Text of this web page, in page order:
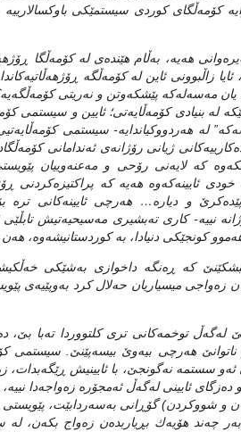
كۆمه‌ڵگای كوردی سیستمێكی
هه‌یه‌، به‌ڵام هێنده‌ی له‌ كۆمه‌ڵگا
زاڵبوونی ئاین له‌ كۆمه‌ڵگه‌
یان مه‌سه‌له‌كه‌ پێشكه‌وتن و نه‌ریتی
له‌ بنیادی‌ كۆمه‌ڵایه‌تی‌؛ ئایین و سیستمی
له‌ هه‌ردووكیاندایه‌- سیستمی
ژیانی‌ رۆژانه‌ی‌ ئه‌ندامانی‌
كه‌ لایه‌نی‌ رۆحی‌ و مه‌عنه‌وییان
خودی‌ ئایینه‌كه‌وه‌ هه‌یه‌ كه‌
و دیاره‌… هه‌رچی‌ ئایینه‌كانی‌ تره‌
نییه‌- كاری‌ ته‌بشیری‌ مه‌سیحیه‌تیش تابڵێی‌
كونجێكی‌ دنیادا، به‌ كوردستانیشه‌وه‌،
كه‌ ڕه‌نگه‌ داخوازی به‌شێكی
زه‌واجی میسیاریان حه‌لال كرد به‌وپێیه‌ی
له‌گه‌ڵ توخمه‌كانی‌ تری‌ كلتووردا ته‌با بێ‌،
ناتوانێ‌ هه‌رچی‌ بیه‌وێ‌ بیسه‌پێنێ‌. سیستمی
ئه‌و سستمه‌ نه‌گونجێ‌، با ئایینیش
ئایینی‌ له‌گه‌ڵ ئه‌مجۆره‌ زه‌واجه‌دا
و شووكردن) گۆڕانی‌ به‌سه‌ردابێت، پێویستی‌
چه‌ند هۆیه‌ك بڕیاربده‌ن زه‌واج بكه‌ن، له‌